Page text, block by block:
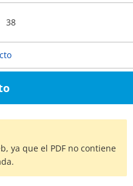
38
ya que el PDF no contiene